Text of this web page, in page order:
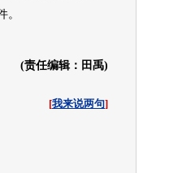
。
(责任编辑：田禹)
[我来说两句]